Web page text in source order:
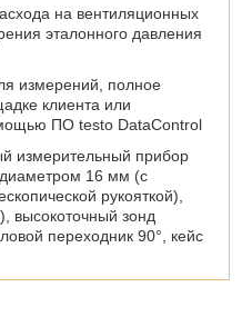
на вентиляционных
эталонного давления
измерений, полное
клиента или
ПО testo DataControl
измерительный прибор
диаметром 16 мм (с
рукояткой),
высокоточный зонд
переходник 90°, кейс